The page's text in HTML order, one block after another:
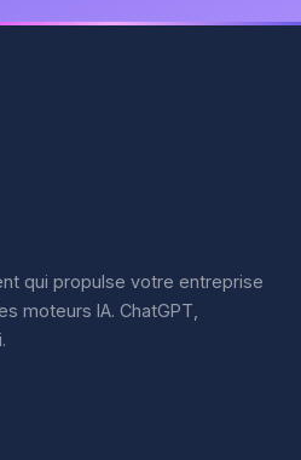
qui propulse votre entreprise
moteurs IA. ChatGPT,